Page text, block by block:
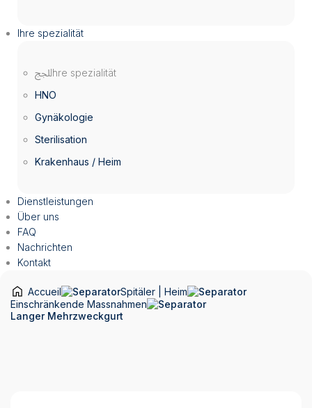
Ihre spezialität
Ihre spezialität
HNO
Gynäkologie
Sterilisation
Krakenhaus / Heim
Dienstleistungen
Über uns
FAQ
Nachrichten
Kontakt
Accueil
Spitäler | Heim
Einschränkende Massnahmen
Langer Mehrzweckgurt